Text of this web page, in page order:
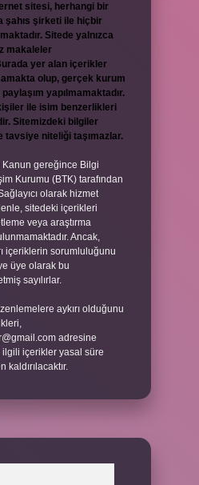
sitesi, herhangi bir
şahıs şirketi ile hiçbir
Sitede yalnızca
makaleler
yer alan içerikler
olup, gerçek kurum
yapılmamaktadır.
ile isim benzerlikleri
Sitemizdeki bilgiler
tavsiye niteliği taşımazlar.
Kanun gereğince Bilgi
Kurumu (BTK) tarafından
olarak hizmet
sitedeki içerikleri
veya araştırma
Ancak,
içeriklerin sorumluluğunu
üye olarak bu
sayılırlar.
aykırı olduğunu
adresine
içerikler yasal süre